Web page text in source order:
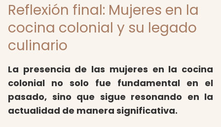
Reflexión final: Mujeres en la
cocina colonial y su legado
culinario
La presencia de las mujeres en la cocina
colonial no solo fue fundamental en el
pasado, sino que sigue resonando en la
actualidad de manera significativa.